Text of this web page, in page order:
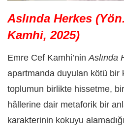
Aslında Herkes
Kamhi, 2025)
Emre Cef Kamhi’nin Aslında
apartmanda duyulan kötü bir
toplumun birlikte hissetme,
hâllerine dair metaforik bir
karakterinin kokuyu